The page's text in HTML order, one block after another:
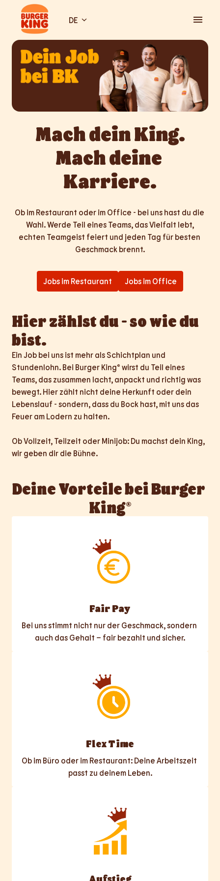
springenStartseite DE
Mach dein King.
Mach deine
Karriere.
Ob im Restaurant oder im Office - bei uns hast du die
Wahl. Werde Teil eines Teams, das Vielfalt lebt,
echten Teamgeist feiert und jeden Tag für besten
Geschmack brennt.
Jobs im Restaurant Jobs im Office
Hier zählst du - so wie du
bist.
Ein Job bei uns ist mehr als Schichtplan und
Stundenlohn. Bei Burger King® wirst du Teil eines
Teams, das zusammen lacht, anpackt und richtig was
bewegt. Hier zählt nicht deine Herkunft oder dein
Lebenslauf - sondern, dass du Bock hast, mit uns das
Feuer am Lodern zu halten.
Ob Vollzeit, Teilzeit oder Minijob: Du machst dein King,
wir geben dir die Bühne.
Deine Vorteile bei Burger
King®
Fair Pay
Bei uns stimmt nicht nur der Geschmack, sondern
auch das Gehalt – fair bezahlt und sicher.
Flex Time
Ob im Büro oder im Restaurant: Deine Arbeitszeit
passt zu deinem Leben.
Aufstieg